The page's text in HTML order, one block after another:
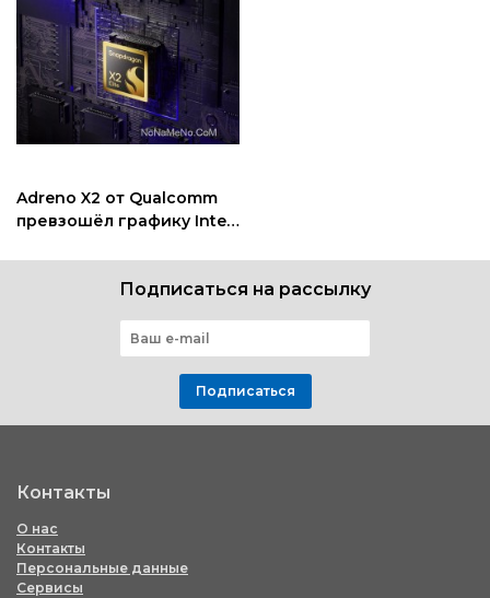
Adreno X2 от Qualcomm
превзошёл графику Intel
игровых приложений
Подписаться на рассылку
Подписаться
Контакты
О нас
Контакты
Персональные данные
Сервисы